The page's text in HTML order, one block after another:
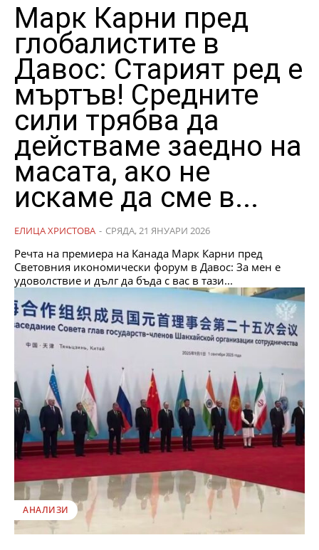
Марк Карни пред
глобалистите в
Давос: Старият ред е
мъртъв! Средните
сили трябва да
действаме заедно на
масата, ако не
искаме да сме в...
ЕЛИЦА ХРИСТОВА - СРЯДА, 21 ЯНУАРИ 2026
Речта на премиера на Канада Марк Карни пред
Световния икономически форум в Давос: ​За мен е
удоволствие и дълг да бъда с вас в тази...
АНАЛИЗИ